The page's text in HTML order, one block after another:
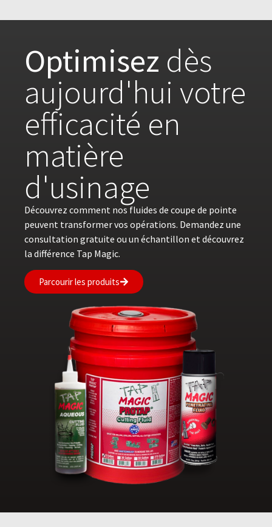
Optimisez dès
aujourd'hui votre
efficacité en
matière
d'usinage
Découvrez comment nos fluides de coupe de pointe
peuvent transformer vos opérations. Demandez une
consultation gratuite ou un échantillon et découvrez
la différence Tap Magic.
Parcourir les produits